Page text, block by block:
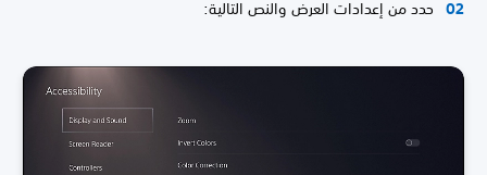
حدد من إعدادات العرض والنص التالية: